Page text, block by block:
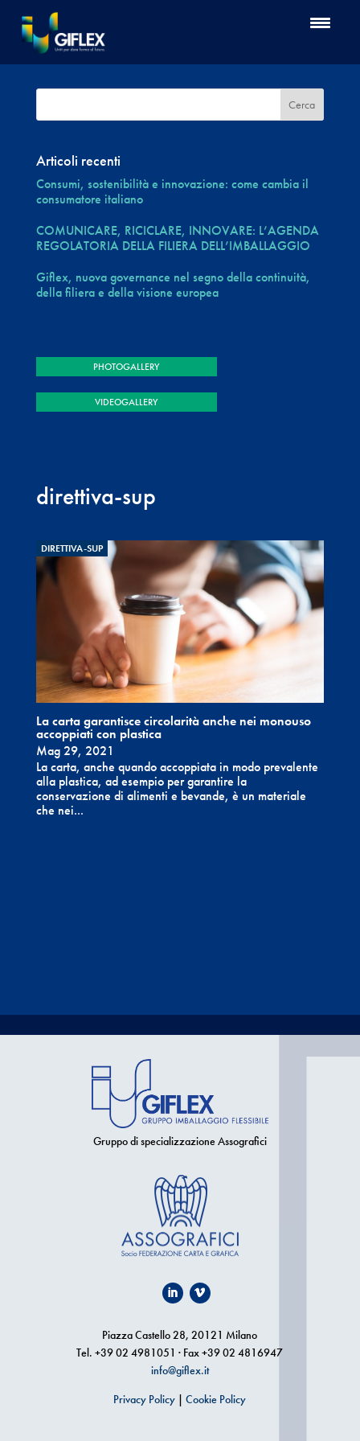
direttiva-sup
DIRETTIVA-SUP
La carta garantisce circolarità anche nei monouso
accoppiati con plastica
Mag 29, 2021
La carta, anche quando accoppiata in modo prevalente
alla plastica, ad esempio per garantire la
conservazione di alimenti e bevande, è un materiale
che nei...
Articoli recenti
Consumi, sostenibilità e innovazione: come cambia il
consumatore italiano
COMUNICARE, RICICLARE, INNOVARE: L’AGENDA
REGOLATORIA DELLA FILIERA DELL’IMBALLAGGIO
Giflex, nuova governance nel segno della continuità,
della filiera e della visione europea
PHOTOGALLERY
VIDEOGALLERY
Gruppo di specializzazione Assografici
Piazza Castello 28, 20121 Milano
Tel. +39 02 4981051 · Fax +39 02 4816947
info@giflex.it
Privacy Policy |Cookie Policy